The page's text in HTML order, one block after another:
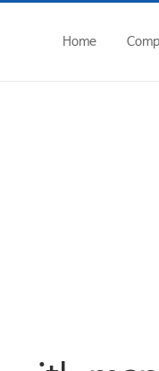
wp-filesystem-
Home